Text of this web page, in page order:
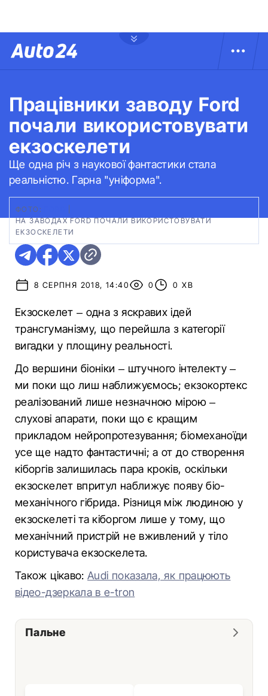
Працівники заводу Ford
почали використовувати
екзоскелети
Ще одна річ з наукової фантастики стала
реальністю. Гарна "уніформа".
ФОТО:
НА ЗАВОДАХ FORD ПОЧАЛИ ВИКОРИСТОВУВАТИ
ЕКЗОСКЕЛЕТИ
8 СЕРПНЯ 2018, 14:40 0 0 ХВ
Екзоскелет – одна з яскравих ідей
трансгуманізму, що перейшла з категорії
вигадки у площину реальності.
До вершини біоніки – штучного інтелекту –
ми поки що лиш наближуємось; екзокортекс
реалізований лише незначною мірою –
слухові апарати, поки що є кращим
прикладом нейропротезування; біомеханоїди
усе ще надто фантастичні; а от до створення
кіборгів залишилась пара кроків, оскільки
екзоскелет впритул наближує появу біо-
механічного гібрида. Різниця між людиною у
екзоскелеті та кіборгом лише у тому, що
механічний пристрій не вживлений у тіло
користувача екзоскелета.
Також цікаво:Audi показала, як працюють
відео-дзеркала в e-tron
Пальне